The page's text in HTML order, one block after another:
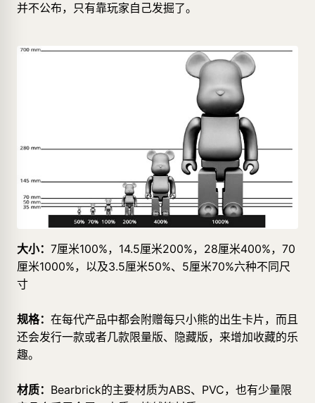
并不公布，只有靠玩家自己发掘了。
大小： 7厘米100%，14.5厘米200%，28厘米400%，70
厘米1000%，以及3.5厘米50%、5厘米70%六种不同尺
寸
规格： 在每代产品中都会附赠每只小熊的出生卡片，而且
还会发行一款或者几款限量版、隐藏版，来增加收藏的乐
趣。
材质： Bearbrick的主要材质为ABS、PVC，也有少量限